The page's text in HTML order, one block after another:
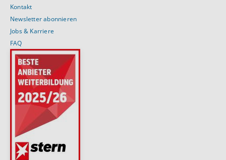
Kontakt
Newsletter abonnieren
Jobs & Karriere
FAQ